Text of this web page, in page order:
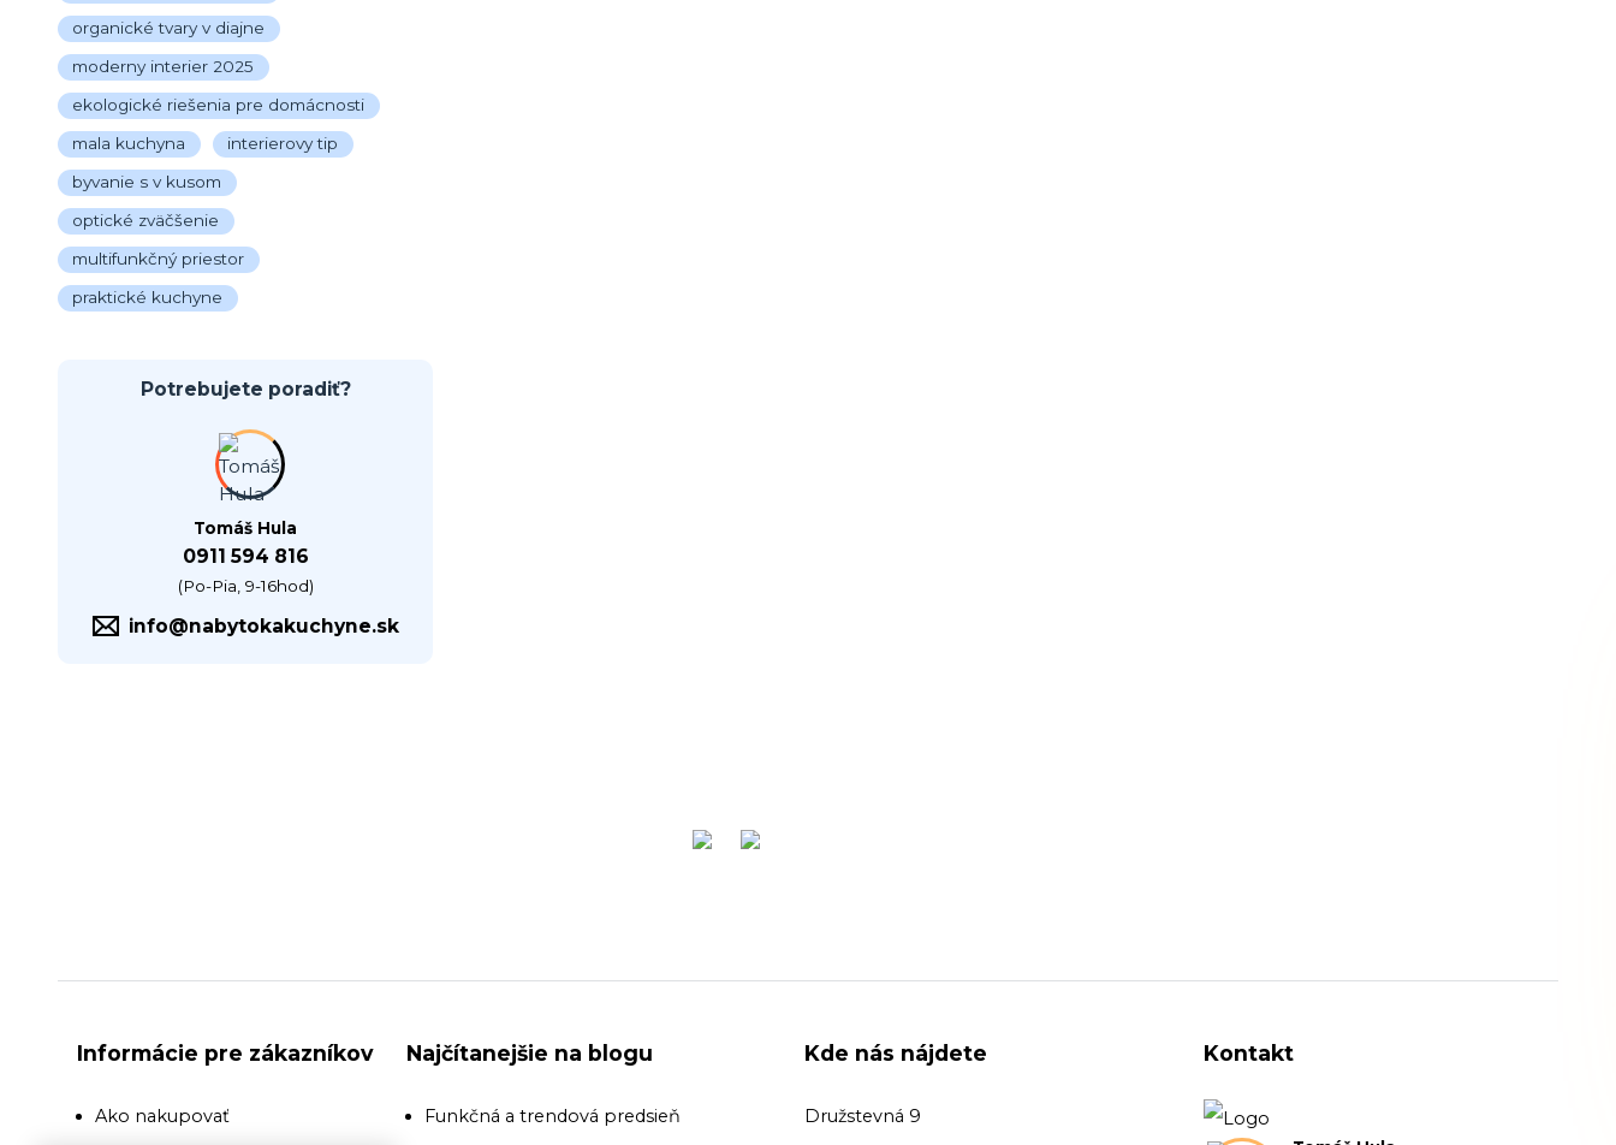
organické tvary v diajne
moderny interier 2025
ekologické riešenia pre domácnosti
mala kuchyna
interierovy tip
byvanie s v kusom
optické zväčšenie
multifunkčný priestor
praktické kuchyne
Potrebujete poradiť?
Tomáš Hula
0911 594 816
(Po-Pia, 9-16hod)
info@nabytokakuchyne.sk
Informácie pre zákazníkov
Ako nakupovať
Najčítanejšie na blogu
Funkčná a trendová predsieň
Kde nás nájdete
Družstevná 9
Kontakt